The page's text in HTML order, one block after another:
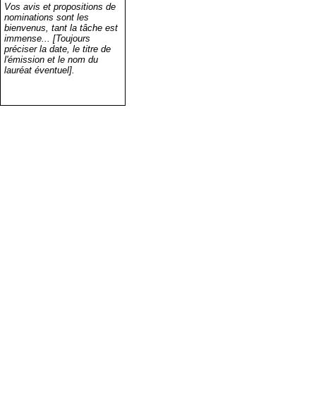
Vos avis et propositions de
nominations sont les
bienvenus, tant la tâche est
immense... [Toujours
préciser la date, le titre de
l'émission et le nom du
lauréat éventuel].